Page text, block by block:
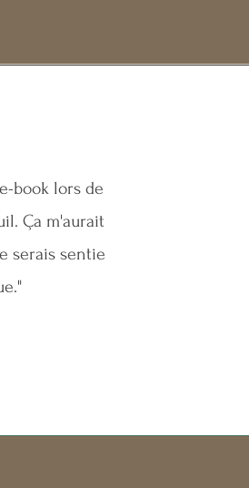
book lors de
Ça m'aurait
serais sentie